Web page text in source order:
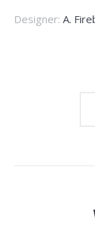
Designer: A.